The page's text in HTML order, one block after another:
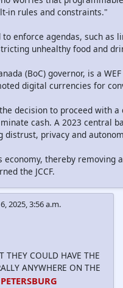
in rules and constraints."
to enforce agendas, such as
unhealthy food and
(BoC) governor, is a
digital currencies for
decision to proceed with
cash. A 2023 central
distrust, privacy and
economy, thereby removing
the JCCF.
2025, 3:56 a.m.
THEY COULD HAVE THE
ANYWHERE ON THE